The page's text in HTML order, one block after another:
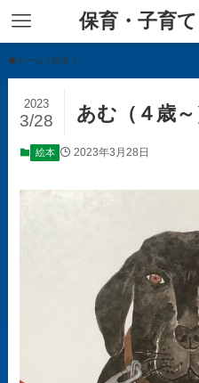
保育・子育
ホーム 絵本
あむ（４歳～
2023
3/28
絵本 2023年3月28日